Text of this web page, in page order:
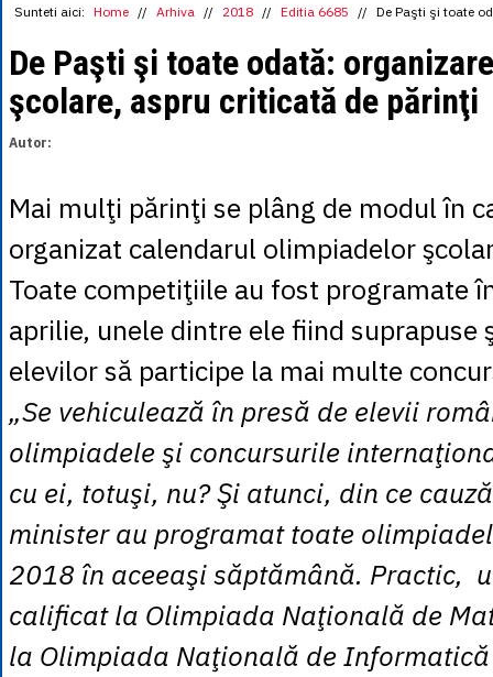
1 CNY= 0.6015
= 0.6668
1 EGP
= 0.0860
1 HUF= 1.2223
1 INR= 0.0513
1 NOK = 0.4191
1 PLN= 1.1646
= 0.0425
1 RUB= 0.0530
1 SEK
1 TRY= 0.1141
1 UAH
= 0.1048
1 XDR = 5.9383
1 ZAR = 0.2318
Sunteti aici: Home // Arhiva // 2018 // Editia 6685 // De Paşti şi toate
De Paşti şi toate odată:
şcolare, aspru criticată de părinţi
Autor:
Mai mulţi părinţi se plâng de modul în
organizat calendarul olimpiadelor
Toate competiţiile au fost programate
aprilie, unele dintre ele fiind suprapuse
elevilor să participe la mai multe
„Se vehiculează în presă de elevii
olimpiadele şi concursurile
cu ei, totuşi, nu? Şi atunci, din ce
minister au programat toate
2018 în aceeaşi săptămână. Practic,
calificat la Olimpiada Naţională de
la Olimpiada Naţională de